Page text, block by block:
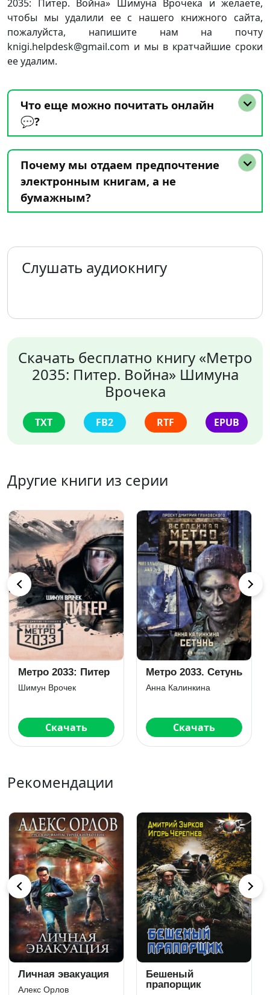
2035: Питер. Война» Шимуна Врочека и желаете,
чтобы мы удалили ее с нашего книжного сайта,
пожалуйста, напишите нам на почту
knigi.helpdesk@gmail.com и мы в кратчайшие сроки
ее удалим.
Что еще можно почитать онлайн
💬?
Почему мы отдаем предпочтение
электронным книгам, а не
бумажным?
Слушать аудиокнигу
Скачать бесплатно книгу «Метро
2035: Питер. Война» Шимуна
Врочека
TXT FB2 RTF EPUB
Другие книги из серии
Метро 2034
Дмитрий Глуховский
Читать
Метро 2035:
Стальной остров
Скачать
Рекомендации
Камень Книга
шестая
Седьмая казнь
Джеймс Роллинс